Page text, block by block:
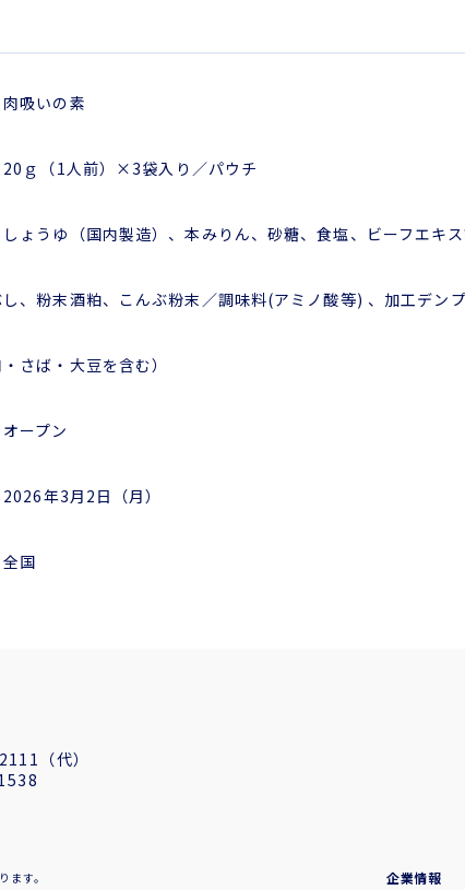
いの素
ｇ（1人前）×3袋入り／パウチ
（国内製造）、本みりん、砂糖、食塩、ビーフエキス調
、粉末酒粕、こんぶ粉末／調味料(アミノ酸等) 、加工デンプ
さば・大豆を含む）
ープン
3月2日（月）
国
（代）
す。
企業情報